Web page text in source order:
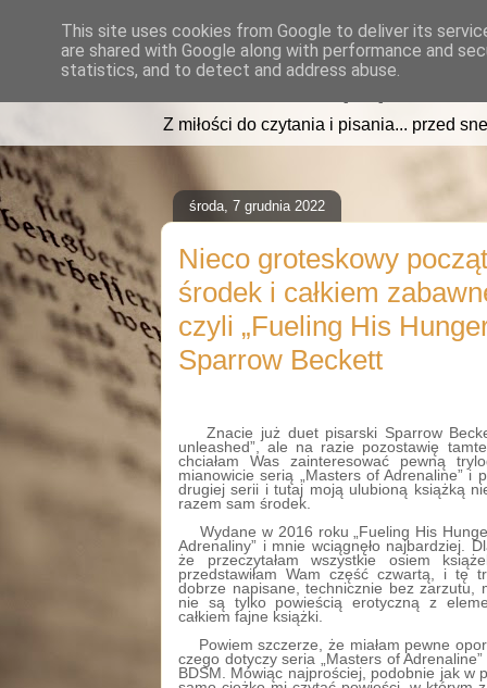
read2sleep.pl
Z miłości do czytania i pisania... przed
środa, 7 grudnia 2022
Nieco groteskowy
środek i całkiem
czyli „Fueling His
Sparrow Beckett
Znacie już duet pisarski Sparrow
unleashed”, ale na razie pozostawię
chciałam Was zainteresować pewną
mianowicie serią „Masters of Adrenaline” i
drugiej serii i tutaj moją ulubioną książką
razem sam środek.
Wydane w 2016 roku „Fueling His
Adrenaliny” i mnie wciągnęło najbardziej.
że przeczytałam wszystkie osiem
przedstawiłam Wam część czwartą, i tę
dobrze napisane, technicznie bez zarzutu,
nie są tylko powieścią erotyczną z
całkiem fajne książki.
Powiem szczerze, że miałam pewne
czego dotyczy seria „Masters of
BDSM. Mówiąc najprościej, podobnie jak w
This site uses cookies from Google to deliver its
are shared with Google along with performance and
statistics, and to detect and address abuse.